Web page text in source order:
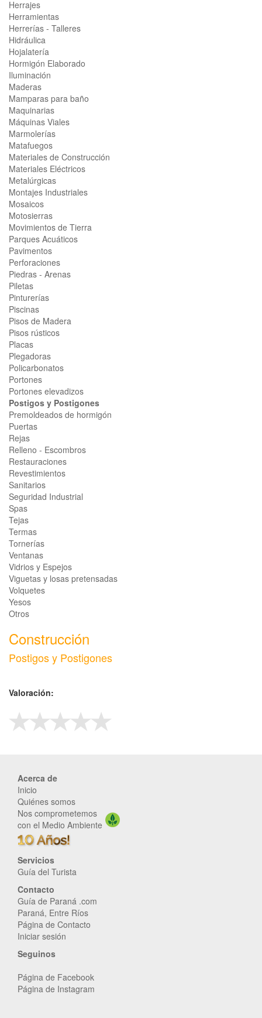
Herrajes
Herramientas
Herrerías - Talleres
Hidráulica
Hojalatería
Hormigón Elaborado
Iluminación
Maderas
Mamparas para baño
Maquinarias
Máquinas Viales
Marmolerías
Matafuegos
Materiales de Construcción
Materiales Eléctricos
Metalúrgicas
Montajes Industriales
Mosaicos
Motosierras
Movimientos de Tierra
Parques Acuáticos
Pavimentos
Perforaciones
Piedras - Arenas
Piletas
Pinturerías
Piscinas
Pisos de Madera
Pisos rústicos
Placas
Plegadoras
Policarbonatos
Portones
Portones elevadizos
Postigos y Postigones
Premoldeados de hormigón
Puertas
Rejas
Relleno - Escombros
Restauraciones
Revestimientos
Sanitarios
Seguridad Industrial
Spas
Tejas
Termas
Tornerías
Ventanas
Vidrios y Espejos
Viguetas y losas pretensadas
Volquetes
Yesos
Otros
Construcción
Postigos y Postigones
Valoración:
Acerca de
Inicio
Quiénes somos
Nos comprometemos
con el Medio Ambiente
Servicios
Guía del Turista
Contacto
Guía de Paraná .com
Paraná, Entre Ríos
Página de Contacto
Iniciar sesión
Seguinos
Página de Facebook
Página de Instagram